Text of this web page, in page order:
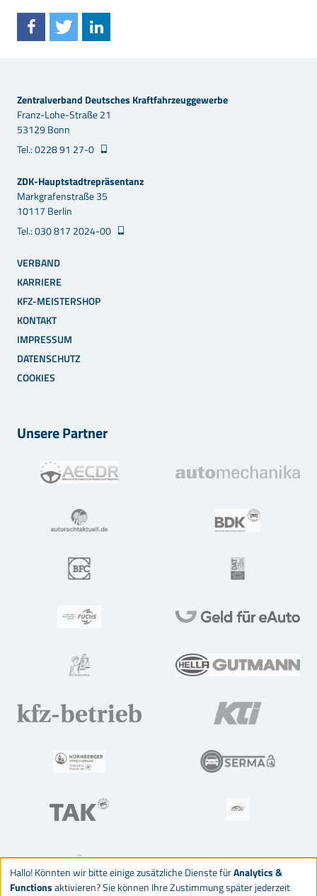
Zentralverband Deutsches Kraftfahrzeuggewerbe
Franz-Lohe-Straße 21
53129 Bonn
Tel.: 0228 91 27-0
ZDK-Hauptstadtrepräsentanz
Markgrafenstraße 35
10117 Berlin
Tel.: 030 817 2024-00
VERBAND
KARRIERE
KFZ-MEISTERSHOP
KONTAKT
IMPRESSUM
DATENSCHUTZ
COOKIES
Unsere Partner
Hallo! Könnten wir bitte einige zusätzliche Dienste fürAnalytics &
Functionsaktivieren? Sie können Ihre Zustimmung später jederzeit